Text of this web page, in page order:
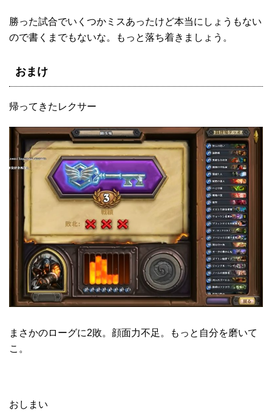
勝った試合でいくつかミスあったけど本当にしょうもない
ので書くまでもないな。もっと落ち着きましょう。
おまけ
帰ってきたレクサー
まさかのローグに2敗。顔面力不足。もっと自分を磨いて
こ。
おしまい